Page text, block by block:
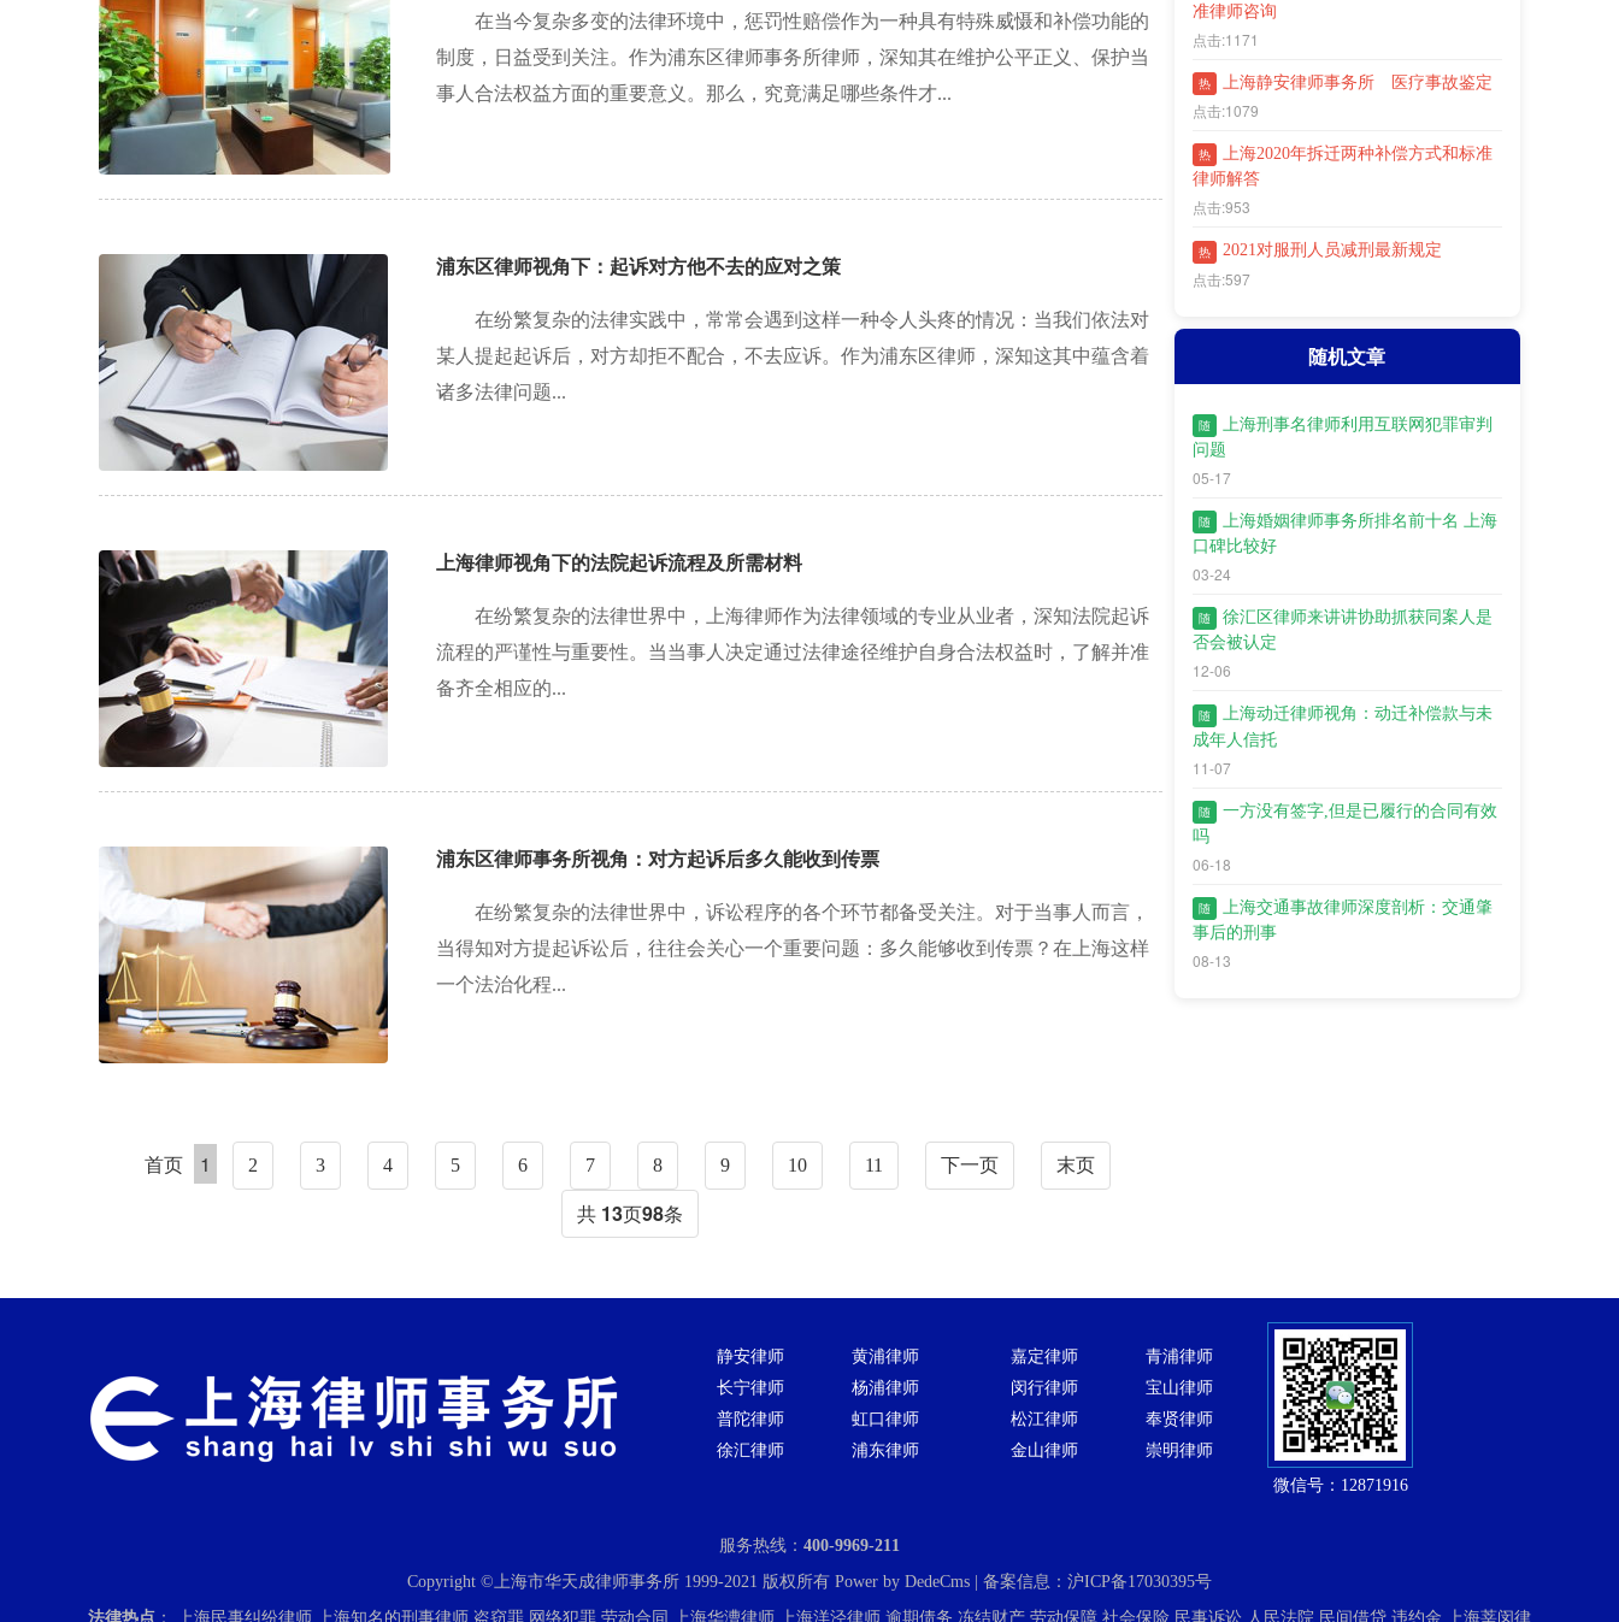
在当今复杂多变的法律环境中，惩罚性赔偿作为一种具有特殊威慑和补偿功能的
制度，日益受到关注。作为浦东区律师事务所律师，深知其在维护公平正义、保护当
事人合法权益方面的重要意义。那么，究竟满足哪些条件才...
浦东区律师视角下：起诉对方他不去的应对之策
在纷繁复杂的法律实践中，常常会遇到这样一种令人头疼的情况：当我们依法对
某人提起起诉后，对方却拒不配合，不去应诉。作为浦东区律师，深知这其中蕴含着
诸多法律问题...
上海律师视角下的法院起诉流程及所需材料
在纷繁复杂的法律世界中，上海律师作为法律领域的专业从业者，深知法院起诉
流程的严谨性与重要性。当当事人决定通过法律途径维护自身合法权益时，了解并准
备齐全相应的...
浦东区律师事务所视角：对方起诉后多久能收到传票
在纷繁复杂的法律世界中，诉讼程序的各个环节都备受关注。对于当事人而言，
当得知对方提起诉讼后，往往会关心一个重要问题：多久能够收到传票？在上海这样
一个法治化程...
首页 1 2 3 4 5 6 7 8 9 10 11 下一页 末页
共 13页98条
准律师咨询
点击:1171
热 上海静安律师事务所 医疗事故鉴定
点击:1079
热
上海2020年拆迁两种补偿方式和标准
律师解答
点击:953
热 2021对服刑人员减刑最新规定
点击:597
随机文章
随
上海刑事名律师利用互联网犯罪审判
问题
05-17
随
上海婚姻律师事务所排名前十名 上海
口碑比较好
03-24
随
徐汇区律师来讲讲协助抓获同案人是
否会被认定
12-06
随
上海动迁律师视角：动迁补偿款与未
成年人信托
11-07
随
一方没有签字,但是已履行的合同有效
吗
06-18
随
上海交通事故律师深度剖析：交通肇
事后的刑事
08-13
静安律师
黄浦律师
长宁律师
杨浦律师
普陀律师
虹口律师
徐汇律师
浦东律师
嘉定律师
青浦律师
闵行律师
宝山律师
松江律师
奉贤律师
金山律师
崇明律师
微信号：12871916
服务热线： 400-9969-211
Copyright ©上海市华天成律师事务所 1999-2021 版权所有 Power by DedeCms | 备案信息： 沪ICP备17030395号
法律热点 ： 上海民事纠纷律师 上海知名的刑事律师 盗窃罪 网络犯罪 劳动合同 上海华漕律师 上海洋泾律师 逾期债务 冻结财产 劳动保障 社会保险 民事诉讼 人民法院 民间借贷 违约金 上海莘闵律